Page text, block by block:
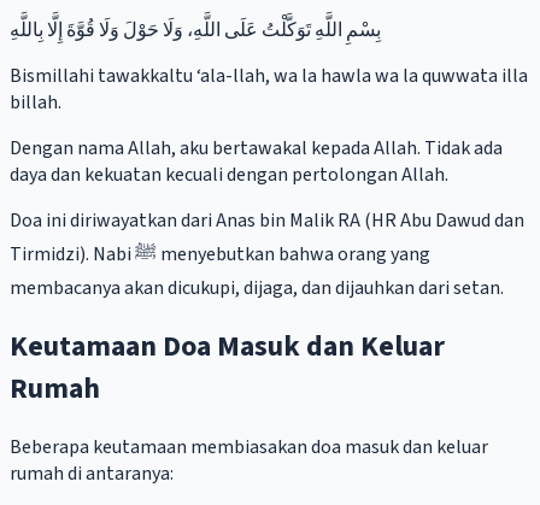
بِسْمِ اللَّهِ تَوَكَّلْتُ عَلَى اللَّهِ، وَلَا حَوْلَ وَلَا قُوَّةَ إِلَّا بِاللَّهِ
Bismillahi tawakkaltu ‘ala-llah, wa la hawla wa la quwwata illa
billah.
Dengan nama Allah, aku bertawakal kepada Allah. Tidak ada
daya dan kekuatan kecuali dengan pertolongan Allah.
Doa ini diriwayatkan dari Anas bin Malik RA (HR Abu Dawud dan
Tirmidzi). Nabi ﷺ menyebutkan bahwa orang yang
membacanya akan dicukupi, dijaga, dan dijauhkan dari setan.
Keutamaan Doa Masuk dan Keluar
Rumah
Beberapa keutamaan membiasakan doa masuk dan keluar
rumah di antaranya: